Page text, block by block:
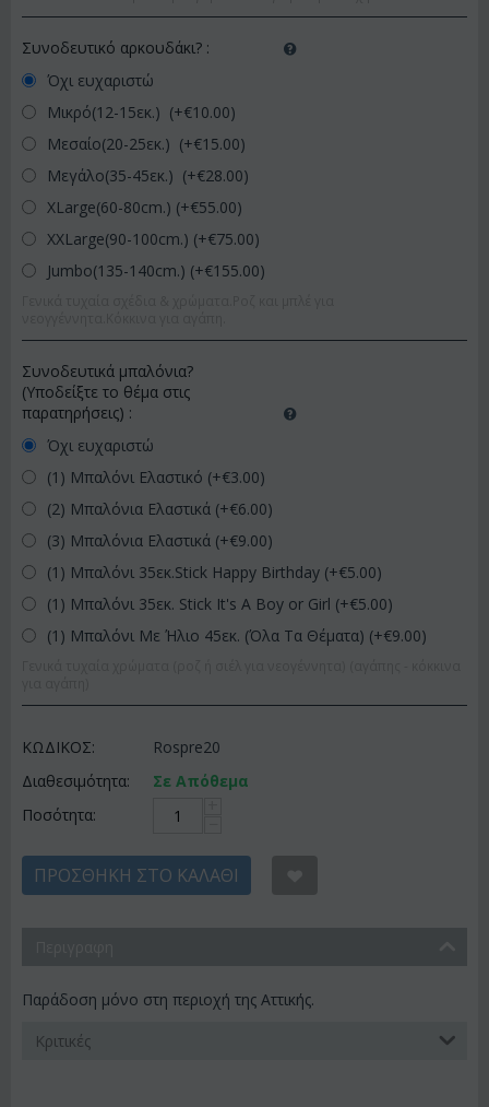
Συνοδευτικό αρκουδάκι? :
Όχι ευχαριστώ
Μικρό(12-15εκ.) (+€10.00)
Μεσαίο(20-25εκ.) (+€15.00)
Μεγάλο(35-45εκ.) (+€28.00)
XLarge(60-80cm.) (+€55.00)
XXLarge(90-100cm.) (+€75.00)
Jumbo(135-140cm.) (+€155.00)
Συνοδευτικά μπαλόνια?
(Υποδείξτε το θέμα στις
παρατηρήσεις) :
Όχι ευχαριστώ
(1) Μπαλόνι Ελαστικό (+€3.00)
(2) Μπαλόνια Ελαστικά (+€6.00)
(3) Μπαλόνια Ελαστικά (+€9.00)
(1) Μπαλόνι 35εκ.Stick Happy Birthday (+€5.00)
(1) Μπαλόνι 35εκ. Stick It's A Boy or Girl (+€5.00)
(1) Μπαλόνι Με Ήλιο 45εκ. (Όλα Τα Θέματα) (+€9.00)
ΚΩΔΙΚΟΣ:
Rospre20
Διαθεσιμότητα:
Σε Απόθεμα
Ποσότητα:
ΠΡΟΣΘΉΚΗ ΣΤΟ ΚΑΛΆΘΙ
Παράδοση μόνο στη περιοχή της Αττικής.
Κριτικές